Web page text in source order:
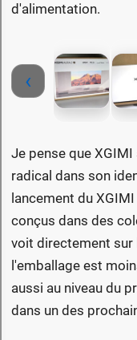
d'alimentation.
‹
Je pense que
radical dans son
lancement du
conçus dans des
voit directement sur
l'emballage est
aussi au niveau du
dans un des